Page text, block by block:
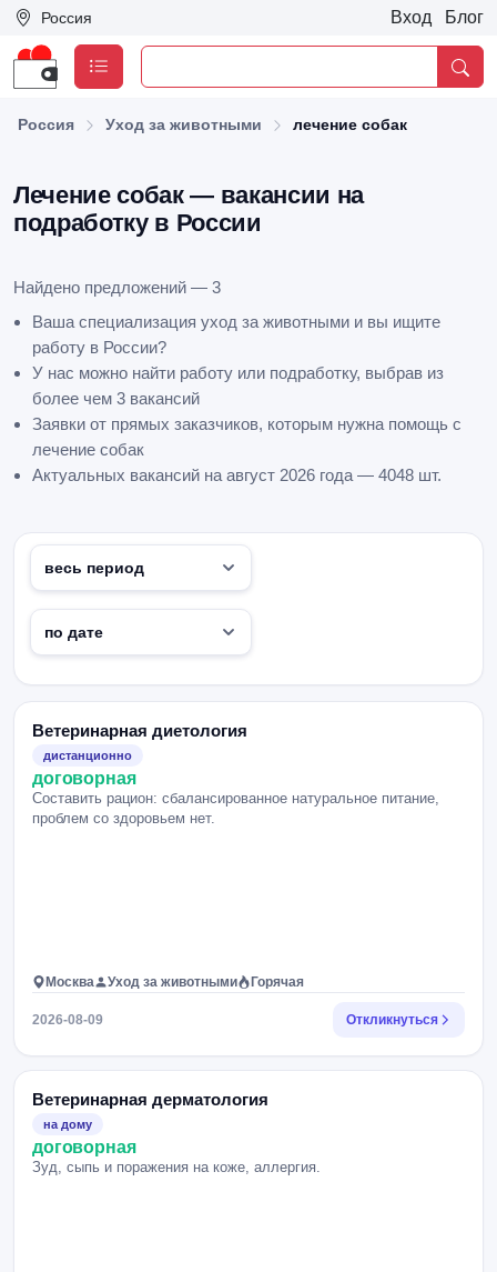
Россия Вход Блог
Россия Уход за животными лечение собак
Лечение собак — вакансии на
подработку в России
Найдено предложений — 3
Ваша специализация уход за животными и вы ищите
работу в России?
У нас можно найти работу или подработку, выбрав из
более чем 3 вакансий
Заявки от прямых заказчиков, которым нужна помощь с
лечение собак
Актуальных вакансий на август 2026 года — 4048 шт.
Ветеринарная диетология
дистанционно
договорная
Составить рацион: сбалансированное натуральное питание,
проблем со здоровьем нет.
Москва Уход за животными Горячая
2026-08-09 Откликнуться
Ветеринарная дерматология
на дому
договорная
Зуд, сыпь и поражения на коже, аллергия.